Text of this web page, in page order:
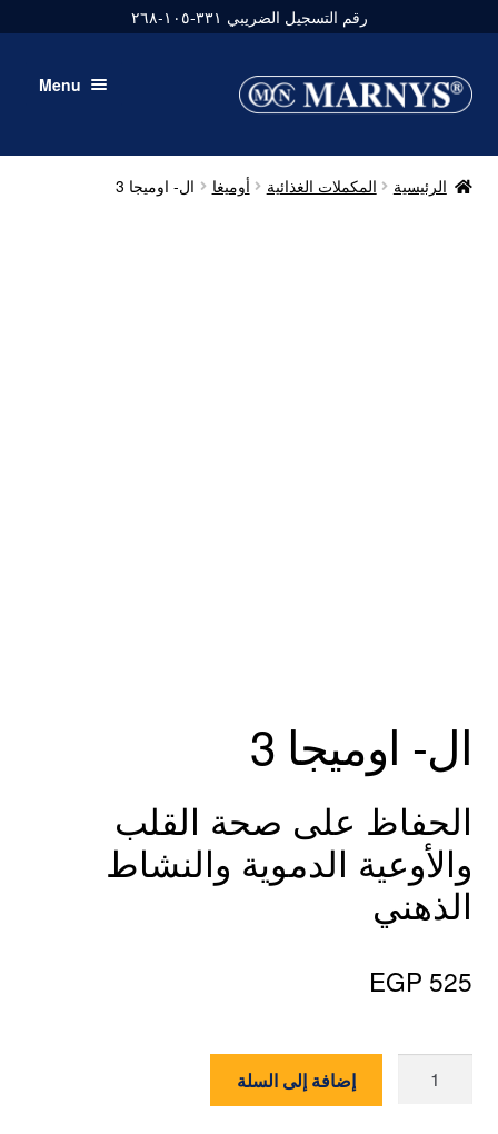
رقم التسجيل الضريبي ٣٣١-١٠٥-٢٦٨
Skip
to
Skip
to
Menu
منتجات
الرئيسية المكملات الغذائية أوميغا ال- اوميجا 3
ال- اوميجا 3
الحفاظ على صحة القلب
والأوعية الدموية والنشاط
الذهني
EGP 525
إضافة إلى السلة